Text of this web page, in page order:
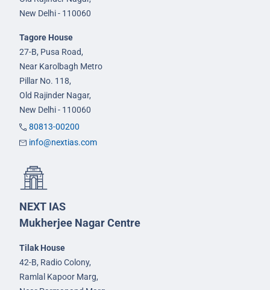
New Delhi - 110060
Tagore House
27-B, Pusa Road,
Near Karolbagh Metro
Pillar No. 118,
Old Rajinder Nagar,
New Delhi - 110060
80813-00200
info@nextias.com
NEXT IAS
Mukherjee Nagar Centre
Tilak House
42-B, Radio Colony,
Ramlal Kapoor Marg,